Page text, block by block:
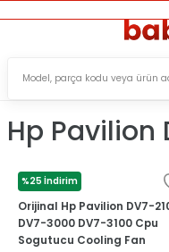
Hp Pavilion
%25 İndirim
HP
Orijinal Hp Pavilion DV7-
DV7-3000 DV7-3100 Cpu
Sogutucu Cooling Fan